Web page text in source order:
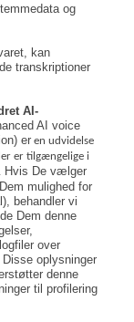
og
kan
transkriptioner
AI-
AI voice
eren udvidelse
er tilgængelige i
Hvis De vælger
mulighed for
behandler vi
Dem denne
over
oplysninger
denne
til profilering